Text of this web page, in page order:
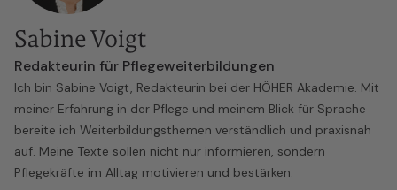
Sabine Voigt
Redakteurin für Pflegeweiterbildungen
Ich bin Sabine Voigt, Redakteurin bei der HÖHER Akademie. Mit
meiner Erfahrung in der Pflege und meinem Blick für Sprache
bereite ich Weiterbildungsthemen verständlich und praxisnah
auf. Meine Texte sollen nicht nur informieren, sondern
Pflegekräfte im Alltag motivieren und bestärken.